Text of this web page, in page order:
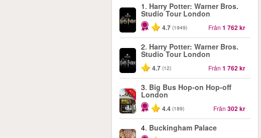
1. Harry Potter: Warner Bros.
Studio Tour London
4.7 (1949) Från 1 762 kr
2. Harry Potter: Warner Bros.
Studio Tour London
4.7 (12) Från 1 762 kr
-40%
3. Big Bus Hop-on Hop-off
London
4.4 (189) Från 302 kr
4. Buckingham Palace